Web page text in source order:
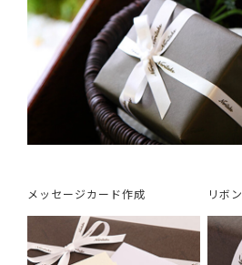
メッセージカード作成 リボン